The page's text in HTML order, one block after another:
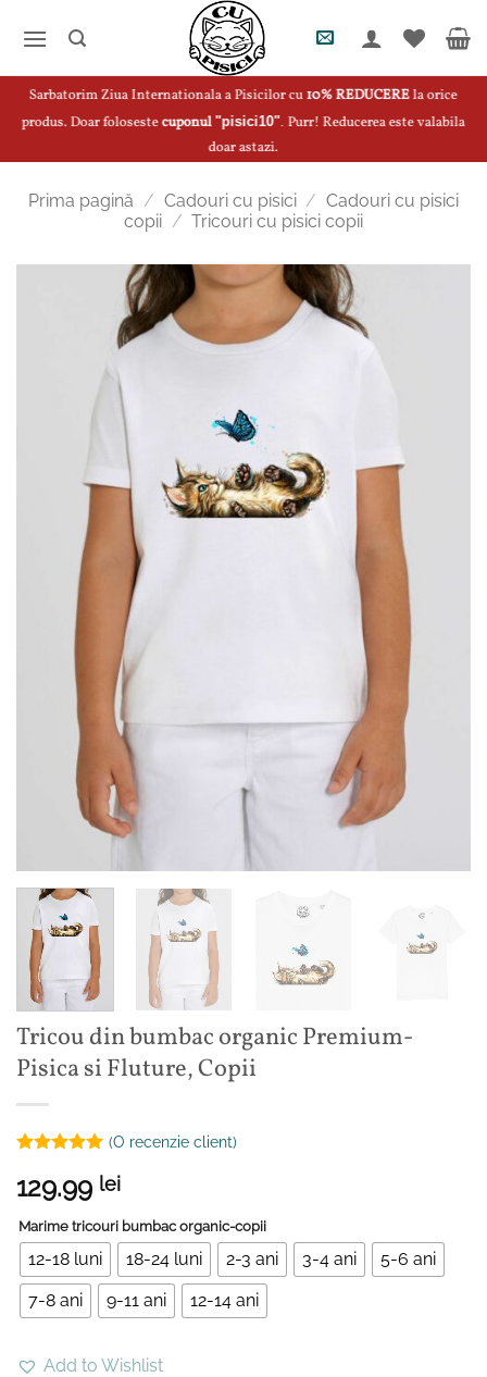
Sarbatorim Ziua Internationala a Pisicilor cu10% REDUCEREla orice
produs. Doar folosestecuponul "pisici10" Purr! Reducerea este valabila
doar astazi.
Prima pagină / Cadouri cu pisici / Cadouri cu pisici
copii / Tricouri cu pisici copii
Tricou din bumbac organic Premium-
Pisica si Fluture, Copii
5din 5 pe
baza unei
singure
evaluări
(O recenzie client)
129.99 lei
Marime tricouri bumbac organic-copii
12-18 luni 18-24 luni 2-3 ani 3-4 ani
5-6 ani
7-8 ani
9-11 ani 12-14 ani
Add to Wishlist